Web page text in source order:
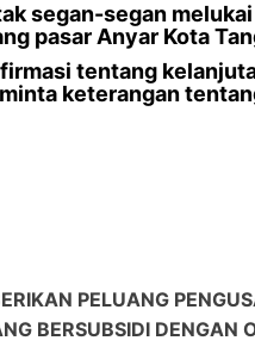
segan-segan
pasar Anyar Kota
tentang
keterangan
PELUANG
BERSUBSIDI DENGAN